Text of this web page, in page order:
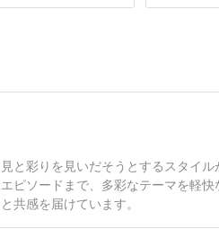
と彩りを見いだそうとするスタイ
ピソードまで、多彩なテーマを軽快
共感を届けています。